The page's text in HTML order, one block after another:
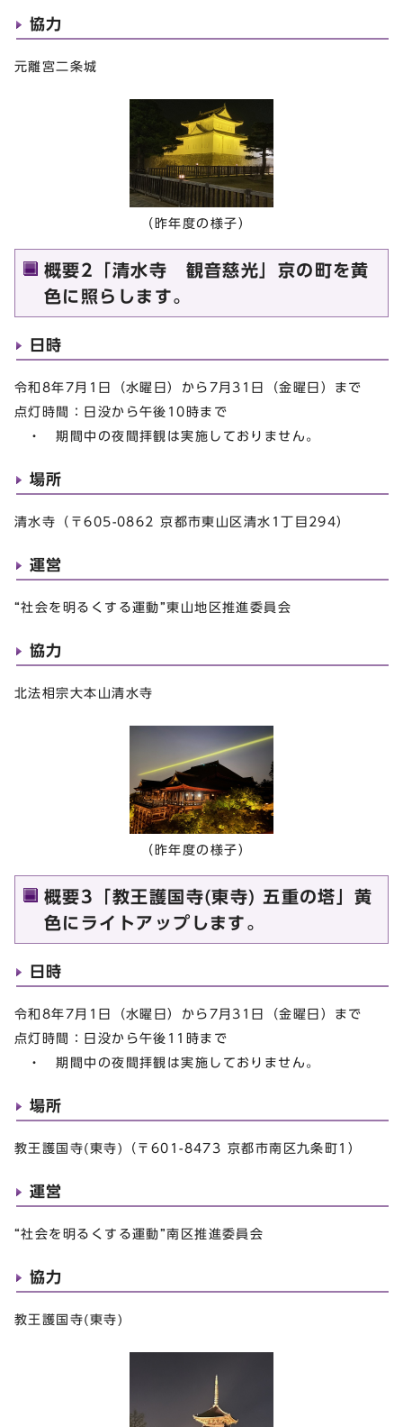
協力
元離宮二条城
（昨年度の様子）
概要2「清水寺 観音慈光」京の町を黄
色に照らします。
日時
令和8年7月1日（水曜日）から7月31日（金曜日）まで
点灯時間：日没から午後10時まで
・ 期間中の夜間拝観は実施しておりません。
場所
清水寺（〒605-0862 京都市東山区清水1丁目294）
運営
“社会を明るくする運動”東山地区推進委員会
協力
北法相宗大本山清水寺
（昨年度の様子）
概要3「教王護国寺(東寺) 五重の塔」黄
色にライトアップします。
日時
令和8年7月1日（水曜日）から7月31日（金曜日）まで
点灯時間：日没から午後11時まで
・ 期間中の夜間拝観は実施しておりません。
場所
教王護国寺(東寺)（〒601-8473 京都市南区九条町1）
運営
“社会を明るくする運動”南区推進委員会
協力
教王護国寺(東寺)